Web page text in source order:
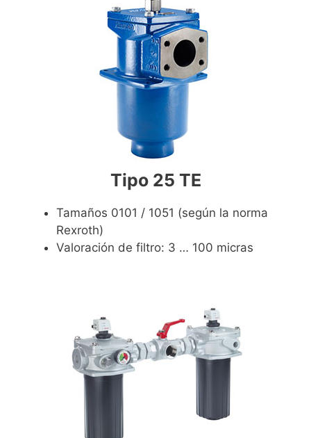
Tipo 25 TE
Tamaños 0101 / 1051 (según la norma
Rexroth)
Valoración de filtro: 3 … 100 micras